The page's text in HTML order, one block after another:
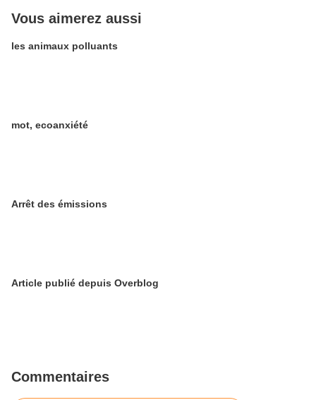
Vous aimerez aussi
les animaux polluants
mot, ecoanxiété
Arrêt des émissions
Article publié depuis Overblog
Commentaires